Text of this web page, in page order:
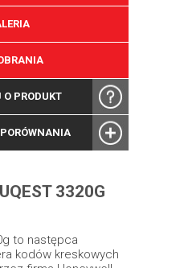
PRODUKT
3320G
to następca
kodów kreskowych